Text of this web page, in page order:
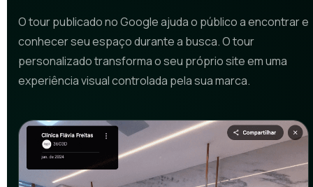
O tour publicado no Google ajuda o público a encontrar e
conhecer seu espaço durante a busca. O tour
personalizado transforma o seu próprio site em uma
experiência visual controlada pela sua marca.